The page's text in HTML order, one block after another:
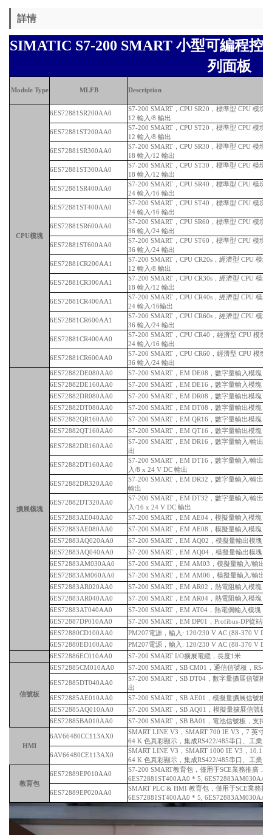
詳情
SIMATIC S7-200 SMART 小型可編程
列面板
Module Type MLFB Description
CPU模塊
6ES72881SR200AA0
S7-200 SMART，CPU SR20，標準型 CPU 模塊
12 輸入/8 輸出
6ES72881ST200AA0
S7-200 SMART，CPU ST20，標準型 CPU 模塊
12 輸入/8 輸出
6ES72881SR300AA0
S7-200 SMART，CPU SR30，標準型 CPU 模塊
18 輸入/12 輸出
6ES72881ST300AA0
S7-200 SMART，CPU ST30，標準型 CPU 模塊
18 輸入/12 輸出
6ES72881SR400AA0
S7-200 SMART，CPU SR40，標準型 CPU 模塊
24 輸入/16 輸出
6ES72881ST400AA0
S7-200 SMART，CPU ST40，標準型 CPU 模塊
24 輸入/16 輸出
6ES72881SR600AA0
S7-200 SMART，CPU SR60，標準型 CPU 模塊
36 輸入/24 輸出
6ES72881ST600AA0
S7-200 SMART，CPU ST60，標準型 CPU 模塊
36 輸入/24 輸出
6ES72881CR200AA1
S7-200 SMART，CPU CR20s，經濟型 CPU 模
12 輸入/8 輸出
6ES72881CR300AA1
S7-200 SMART，CPU CR30s，經濟型 CPU 模
18 輸入/12 輸出
6ES72881CR400AA1
S7-200 SMART，CPU CR40s，經濟型 CPU 模
24 輸入/16輸出
6ES72881CR600AA1
S7-200 SMART，CPU CR60s，經濟型 CPU 模
36 輸入/24 輸出
6ES72881CR400AA0
S7-200 SMART，CPU CR40，經濟型 CPU 模塊
24 輸入/16 輸出
6ES72881CR600AA0
S7-200 SMART，CPU CR60，經濟型 CPU 模塊
36 輸入/24 輸出
擴展模塊
6ES72882DE080AA0
S7-200 SMART，EM DE08，數字量輸入模塊，
6ES72882DE160AA0
S7-200 SMART，EM DE16，數字量輸入模塊，
6ES72882DR080AA0
S7-200 SMART，EM DR08，數字量輸出模塊，
6ES72882DT080AA0
S7-200 SMART，EM DT08，數字量輸出模塊，
6ES72882QR160AA0
S7-200 SMART，EM QR16，數字量輸出模塊，
6ES72882QT160AA0
S7-200 SMART，EM QT16，數字量輸出模塊，
6ES72882DR160AA0
S7-200 SMART，EM DR16，數字量輸入/輸出
出
6ES72882DT160AA0
S7-200 SMART，EM DT16，數字量輸入/輸出
入/8 x 24 V DC 輸出
6ES72882DR320AA0
S7-200 SMART，EM DR32，數字量輸入/輸出
輸出
6ES72882DT320AA0
S7-200 SMART，EM DT32，數字量輸入/輸出
入/16 x 24 V DC 輸出
6ES72883AE040AA0
S7-200 SMART，EM AE04，模擬量輸入模塊，
6ES72883AE080AA0
S7-200 SMART，EM AE08，模擬量輸入模塊，
6ES72883AQ020AA0
S7-200 SMART，EM AQ02，模擬量輸出模塊，
6ES72883AQ040AA0
S7-200 SMART，EM AQ04，模擬量輸出模塊，
6ES72883AM030AA0
S7-200 SMART，EM AM03，模擬量輸入/輸出
6ES72883AM060AA0
S7-200 SMART，EM AM06，模擬量輸入/輸出
6ES72883AR020AA0
S7-200 SMART，EM AR02，熱電阻輸入模塊，
6ES72883AR040AA0
S7-200 SMART，EM AR04，熱電阻輸入模塊，
6ES72883AT040AA0
S7-200 SMART，EM AT04，熱電偶輸入模塊，
6ES72887DP010AA0
S7-200 SMART，EM DP01，Profibus-DP從站擴
6ES72880CD100AA0
PM207電源，輸入: 120/230 V AC (88-370 V
6ES72880ED100AA0
PM207電源，輸入: 120/230 V AC (88-370 V
6ES72886EC010AA0
S7-200 SMART I/O擴展電纜，長度1米
信號板
6ES72885CM010AA0 S7-200 SMART，SB CM01，通信信號板，
6ES72885DT040AA0
S7-200 SMART，SB DT04，數字量擴展信號板
出
6ES72885AE010AA0
S7-200 SMART，SB AE01，模擬量擴展信號板
6ES72885AQ010AA0
S7-200 SMART，SB AQ01，模擬量擴展信號板
6ES72885BA010AA0
S7-200 SMART，SB BA01，電池信號板，支持
HMI
6AV66480CC113AX0
SMART LINE V3，SMART 700 IE V3，7 英寸
64 K 色真彩顯示，集成RS422/485串口、工業以
6AV66480CE113AX0
SMART LINE V3，SMART 1000 IE V3，10.1
64 K 色真彩顯示，集成RS422/485串口、工業以
教育包
6ES72889EP010AA0
S7-200 SMART教育包，僅用于SCE業務推廣，
6ES72881ST400AA0 * 5, 6ES72883AM030AA0
6ES72889EP020AA0
SMART PLC & HMI 教育包，僅用于SCE業務推
6ES72881ST400AA0 * 5,